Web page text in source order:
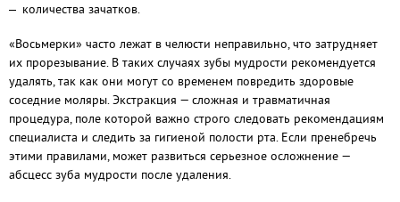
количества зачатков.
«Восьмерки» часто лежат в челюсти неправильно, что затрудняет
их прорезывание. В таких случаях зубы мудрости рекомендуется
удалять, так как они могут со временем повредить здоровые
соседние моляры. Экстракция — сложная и травматичная
процедура, поле которой важно строго следовать рекомендациям
специалиста и следить за гигиеной полости рта. Если пренебречь
этими правилами, может развиться серьезное осложнение —
абсцесс зуба мудрости после удаления.